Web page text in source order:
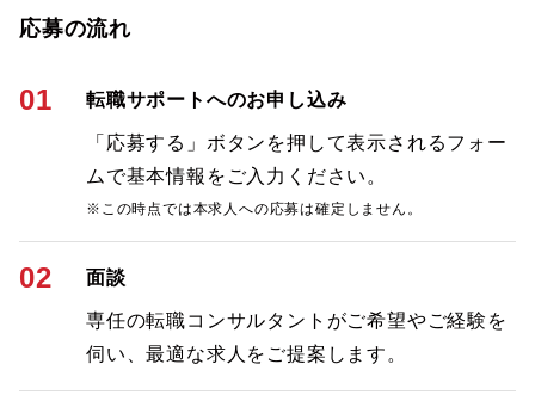
応募の流れ
01 転職サポートへのお申し込み
「応募する」ボタンを押して表示されるフォー
ムで基本情報をご入力ください。
※この時点では本求人への応募は確定しません。
02 面談
専任の転職コンサルタントがご希望やご経験を
伺い、最適な求人をご提案します。